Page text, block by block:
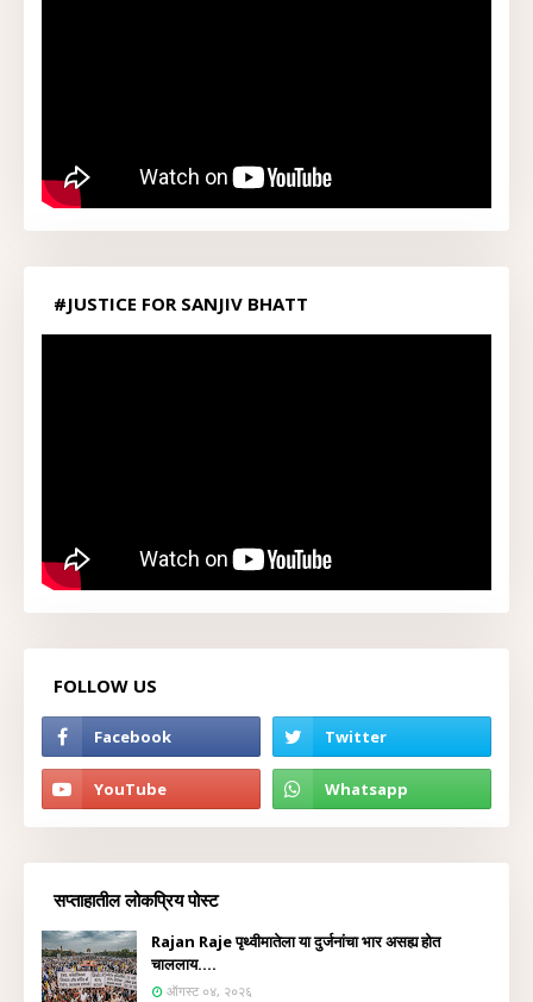
#JUSTICE FOR SANJIV BHATT
FOLLOW US
सप्ताहातील लोकप्रिय पोस्ट
Rajan Raje पृथ्वीमातेला या दुर्जनांचा भार असह्य होत
चाललाय....
ऑगस्ट ०४, २०२६